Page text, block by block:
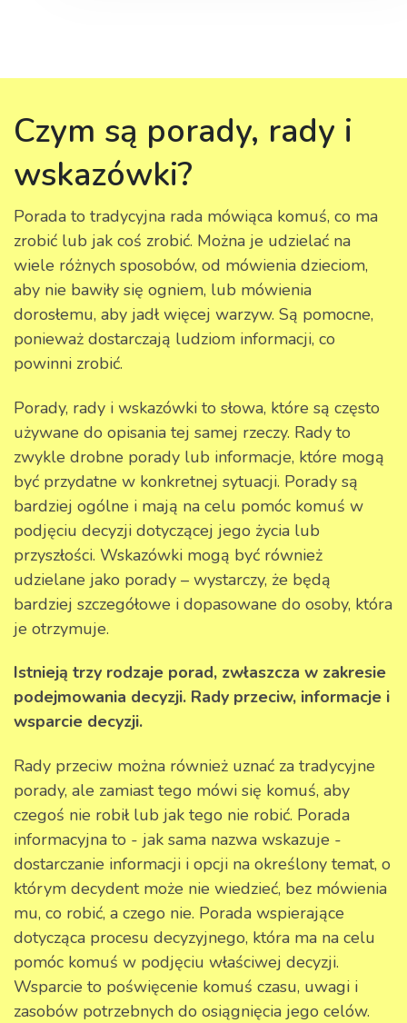
Czym są porady, rady i
wskazówki?
Porada to tradycyjna rada mówiąca komuś, co ma
zrobić lub jak coś zrobić. Można je udzielać na
wiele różnych sposobów, od mówienia dzieciom,
aby nie bawiły się ogniem, lub mówienia
dorosłemu, aby jadł więcej warzyw. Są pomocne,
ponieważ dostarczają ludziom informacji, co
powinni zrobić.
Porady, rady i wskazówki to słowa, które są często
używane do opisania tej samej rzeczy. Rady to
zwykle drobne porady lub informacje, które mogą
być przydatne w konkretnej sytuacji. Porady są
bardziej ogólne i mają na celu pomóc komuś w
podjęciu decyzji dotyczącej jego życia lub
przyszłości. Wskazówki mogą być również
udzielane jako porady – wystarczy, że będą
bardziej szczegółowe i dopasowane do osoby, która
je otrzymuje.
Istnieją trzy rodzaje porad, zwłaszcza w zakresie
podejmowania decyzji. Rady przeciw, informacje i
wsparcie decyzji.
Rady przeciw można również uznać za tradycyjne
porady, ale zamiast tego mówi się komuś, aby
czegoś nie robił lub jak tego nie robić. Porada
informacyjna to - jak sama nazwa wskazuje -
dostarczanie informacji i opcji na określony temat, o
którym decydent może nie wiedzieć, bez mówienia
mu, co robić, a czego nie. Porada wspierające
dotycząca procesu decyzyjnego, która ma na celu
pomóc komuś w podjęciu właściwej decyzji.
Wsparcie to poświęcenie komuś czasu, uwagi i
zasobów potrzebnych do osiągnięcia jego celów.